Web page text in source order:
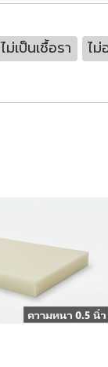
ไม่เป็นเชื้อรา ไม่